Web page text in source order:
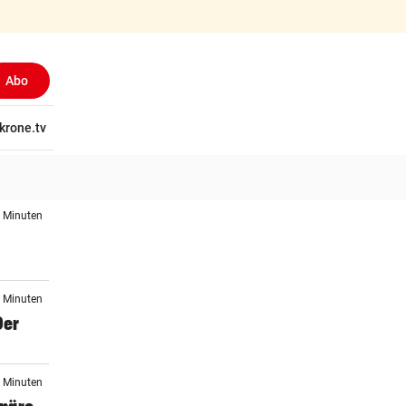
Abo
krone.tv
Minuten
Minuten
Minuten